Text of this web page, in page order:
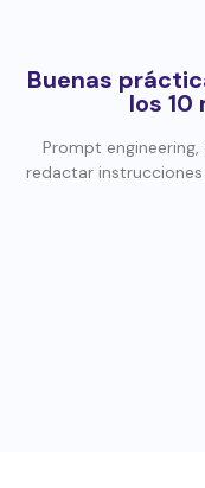
Buenas
los 10
Prompt
redactar